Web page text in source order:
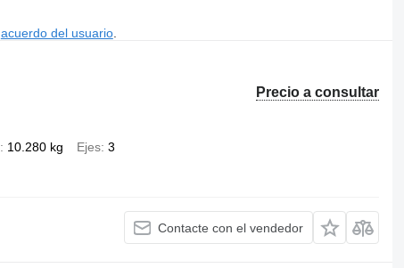
acuerdo del usuario.
Precio a consultar
10.280 kg Ejes 3
Contacte con el vendedor